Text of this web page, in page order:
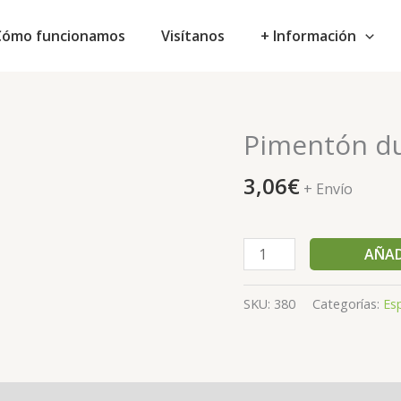
funcionamos Visítanos + Información
Pimentón
3,06€ + Envío
Pimentón
dulce
España
eco
cantidad
SKU: 380 Categorías: